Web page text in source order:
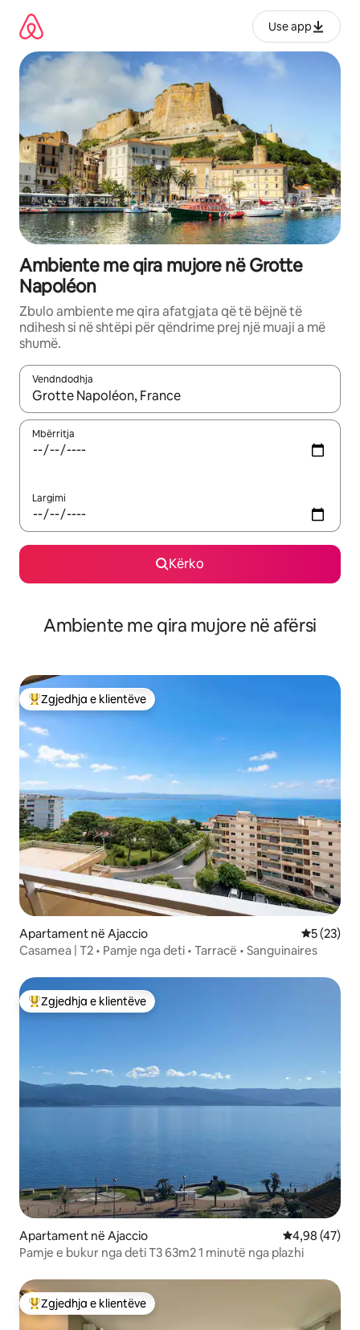
përmbajtja
Use app
Ambiente me qira mujore në Grotte
Napoléon
Zbulo ambiente me qira afatgjata që të bëjnë të
ndihesh si në shtëpi për qëndrime prej një muaji a më
shumë.
Vendndodhja
Kur rezultatet të jenë të disponueshme, lëviz me butonat e
Mbërritja
Largimi
Kërko
Ambiente me qira mujore në afërsi
Më të mirat e zgjedhjeve të klientëve
Zgjedhja e klientëve
Apartament në Ajaccio Vlerësimi
5 (23)
Casamea | T2 • Pamje nga deti • Tarracë • Sanguinaires
Më të mirat e zgjedhjeve të klientëve
Zgjedhja e klientëve
Apartament në Ajaccio Vlerësimi
4,98 (47)
Pamje e bukur nga deti T3 63m2 1 minutë nga plazhi
Më të mirat e zgjedhjeve të klientëve
Zgjedhja e klientëve